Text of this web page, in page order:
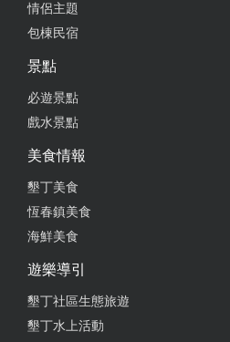
情侶主題
包棟民宿
景點
必遊景點
戲水景點
美食情報
墾丁美食
恆春鎮美食
海鮮美食
遊樂導引
墾丁社區生態旅遊
墾丁水上活動